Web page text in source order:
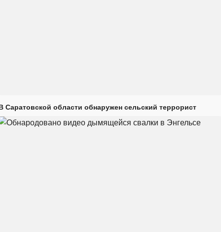
Саратовской области обнаружен сельский террорист